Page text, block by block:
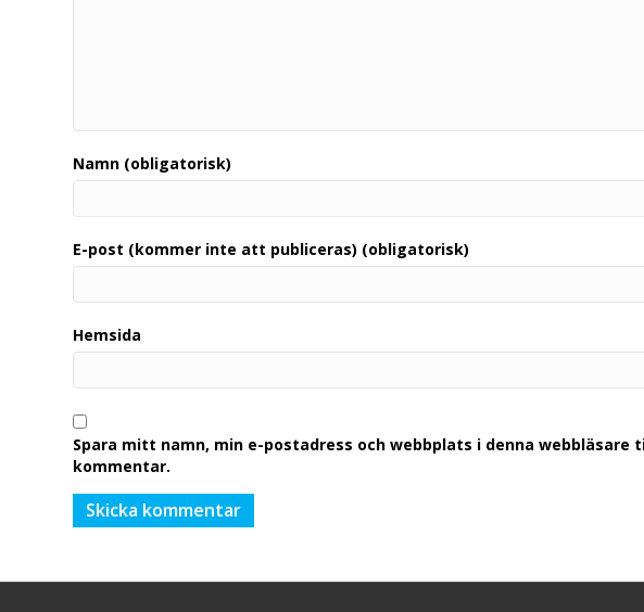
Namn (obligatorisk)
E-post (kommer inte att publiceras) (obligatorisk)
Hemsida
Spara mitt namn, min e-postadress och webbplats i denna webbläsare
kommentar.